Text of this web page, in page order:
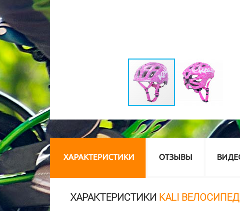
ХАРАКТЕРИСТИКИ ОТЗЫВЫ
ХАРАКТЕРИСТИКИ KALI